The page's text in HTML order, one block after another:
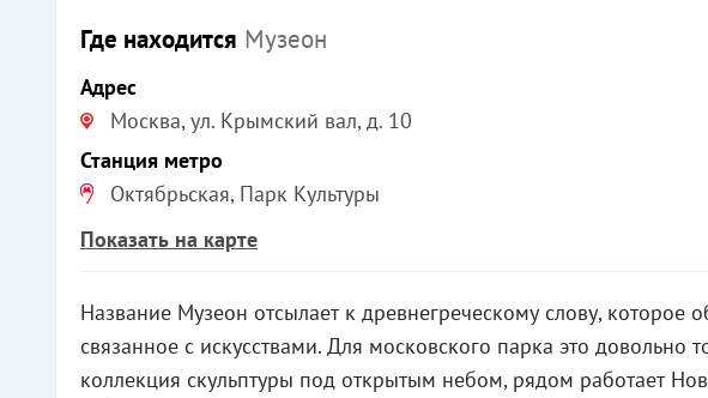
Где находится Музеон
Адрес
Москва, ул. Крымский вал, д. 10
Станция метро
Октябрьская, Парк Культуры
Показать на карте
Название Музеон отсылает к древнегреческому слову, которое
связанное с искусствами. Для московского парка это довольно
коллекция скульптуры под открытым небом, рядом работает